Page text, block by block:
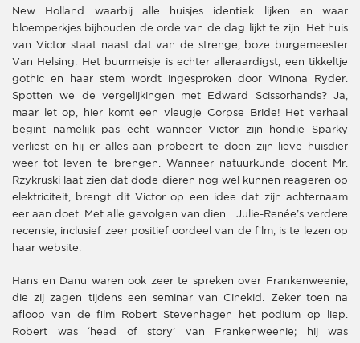
New Holland waarbij alle huisjes identiek lijken en waar
bloemperkjes bijhouden de orde van de dag lijkt te zijn. Het huis
van Victor staat naast dat van de strenge, boze burgemeester
Van Helsing. Het buurmeisje is echter alleraardigst, een tikkeltje
gothic en haar stem wordt ingesproken door Winona Ryder.
Spotten we de vergelijkingen met Edward Scissorhands? Ja,
maar let op, hier komt een vleugje Corpse Bride! Het verhaal
begint namelijk pas echt wanneer Victor zijn hondje Sparky
verliest en hij er alles aan probeert te doen zijn lieve huisdier
weer tot leven te brengen. Wanneer natuurkunde docent Mr.
Rzykruski laat zien dat dode dieren nog wel kunnen reageren op
elektriciteit, brengt dit Victor op een idee dat zijn achternaam
eer aan doet. Met alle gevolgen van dien… Julie-Renée’s verdere
recensie, inclusief zeer positief oordeel van de film, is te lezen op
haar website.
Hans en Danu waren ook zeer te spreken over Frankenweenie,
die zij zagen tijdens een seminar van Cinekid. Zeker toen na
afloop van de film Robert Stevenhagen het podium op liep.
Robert was ‘head of story’ van Frankenweenie; hij was